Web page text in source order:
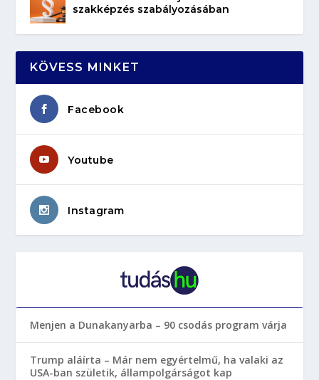
szakképzés szabályozásában
KÖVESS MINKET
Facebook
Youtube
Instagram
Menjen a Dunakanyarba – 90 csodás program várja
Trump aláírta – Már nem egyértelmű, ha valaki az
USA-ban születik, állampolgárságot kap